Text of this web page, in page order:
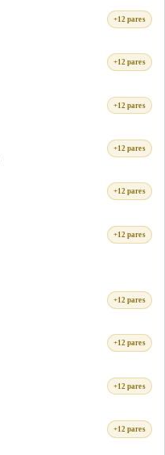
+12 pares
+12 pares
+12 pares
+12 pares
+12 pares
+12 pares
+12 pares
+12 pares
+12 pares
+12 pares